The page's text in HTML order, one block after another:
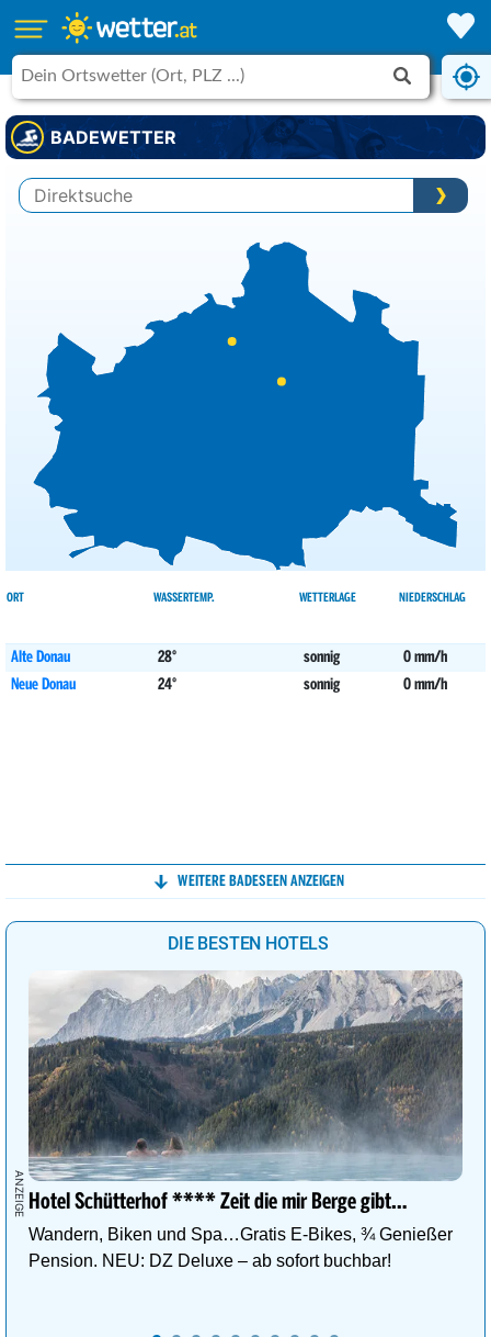
BADEWETTER
ORT WASSERTEMP. WETTERLAGE NIEDERSCHLAG
Alte Donau 28° sonnig 0 mm/h
Neue Donau 24° sonnig 0 mm/h
WEITERE BADESEEN ANZEIGEN
DIE BESTEN HOTELS
Hotel Schütterhof **** Zeit die mir Berge gibt…
Wandern, Biken und Spa…Gratis E-Bikes, ¾ Genießer
Pension. NEU: DZ Deluxe – ab sofort buchbar!